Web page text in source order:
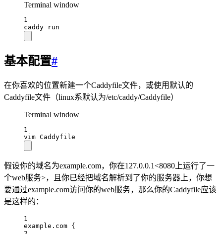
Terminal window
1
caddy
run
基本配置#
在你喜欢的位置新建一个Caddyfile文件，或使用默认的
Caddyfile文件（linux系默认为/etc/caddy/Caddyfile）
Terminal window
1
vim Caddyfile
假设你的域名为example.com，你在127.0.0.1<8080上运行了一
个web服务>，且你已经把域名解析到了你的服务器上，你想
要通过example.com访问你的web服务，那么你的Caddyfile应该
是这样的：
1
example.com {